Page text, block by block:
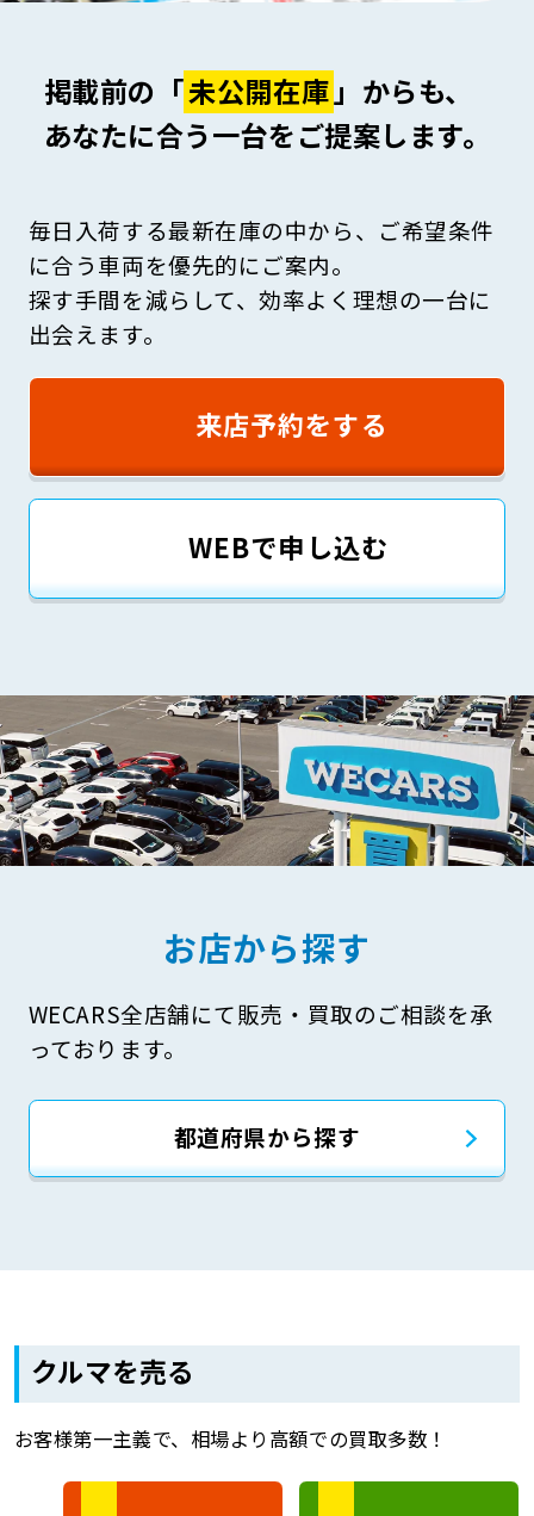
掲載前の「未公開在庫」からも、
あなたに合う一台をご提案します。
毎日入荷する最新在庫の中から、ご希望条件
に合う車両を優先的にご案内。
探す手間を減らして、効率よく理想の一台に
出会えます。
来店予約をする
WEBで申し込む
お店から探す
WECARS全店舗にて販売・買取のご相談を承
っております。
都道府県から探す
クルマを売る
お客様第一主義で、相場より高額での買取多数！